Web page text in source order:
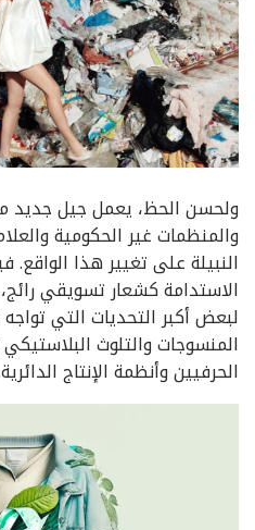
ولحسن الحظ، يعمل جيل جديد
والمنظمات غير الحكومية
النبيلة على تغيير هذا الواقع.
الاستدامة كشعار تسويقي
لبعض أكبر التحديات التي تواجه
المنسوجات والتلوث
الحرفيين وأنظمة الإنتاج